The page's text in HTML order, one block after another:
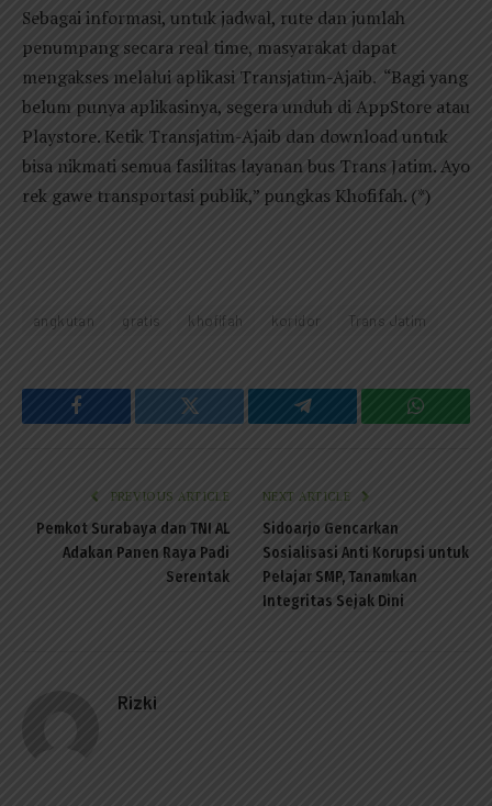
Sebagai informasi, untuk jadwal, rute dan jumlah
penumpang secara real time, masyarakat dapat
mengakses melalui aplikasi Transjatim-Ajaib. “Bagi yang
belum punya aplikasinya, segera unduh di AppStore atau
Playstore. Ketik Transjatim-Ajaib dan download untuk
bisa nikmati semua fasilitas layanan bus Trans Jatim. Ayo
rek gawe transportasi publik,” pungkas Khofifah. (*)
angkutan gratis khofifah koridor Trans Jatim
Facebook Twitter Telegram
PREVIOUS ARTICLE
Pemkot Surabaya dan TNI AL
Adakan Panen Raya Padi
Serentak
NEXT ARTICLE
Sidoarjo Gencarkan
Sosialisasi Anti Korupsi untuk
Pelajar SMP, Tanamkan
Integritas Sejak Dini
Rizki